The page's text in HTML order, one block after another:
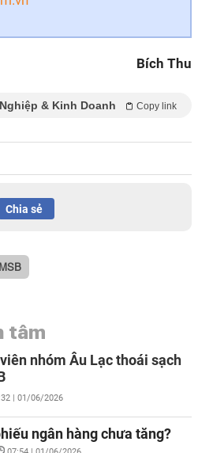
Bích Thu
& Kinh Doanh Copy link
Chia sẻ
MSB
tâm
nhóm Âu Lạc thoái sạch
| 01/06/2026
ngân hàng chưa tăng?